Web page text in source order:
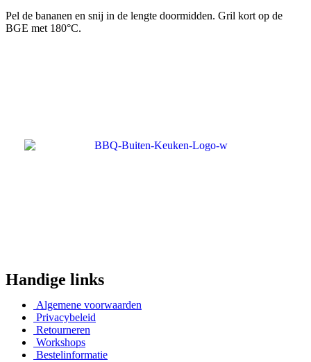
Pel de bananen en snij in de lengte doormidden. Gril kort op de
BGE met 180°C.
Handige links
Algemene voorwaarden
Privacybeleid
Retourneren
Workshops
Bestelinformatie